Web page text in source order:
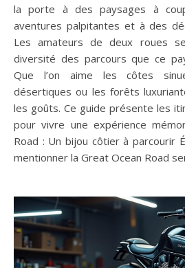
la porte à des paysages à
aventures palpitantes et à des
Les amateurs de deux roues
diversité des parcours que ce
Que l’on aime les côtes
désertiques ou les forêts
les goûts. Ce guide présente les
pour vivre une expérience
Road : Un bijou côtier à parcourir
mentionner la Great Ocean Road